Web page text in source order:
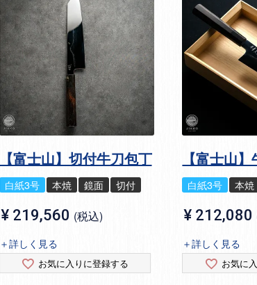
【富士山】切付牛刀包丁
白紙3号 本焼 鏡面 切付
¥ 219,560 税込
＋詳しく見る
お気に入りに登録する
【富士山】
白紙3号 本焼
¥ 212,080
＋詳しく見る
お気に